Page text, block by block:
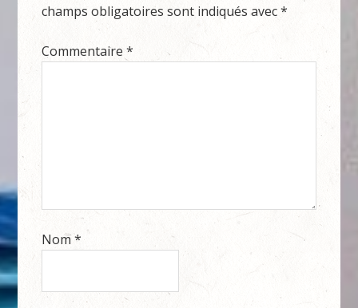
champs obligatoires sont indiqués avec*
Commentaire*
Nom*